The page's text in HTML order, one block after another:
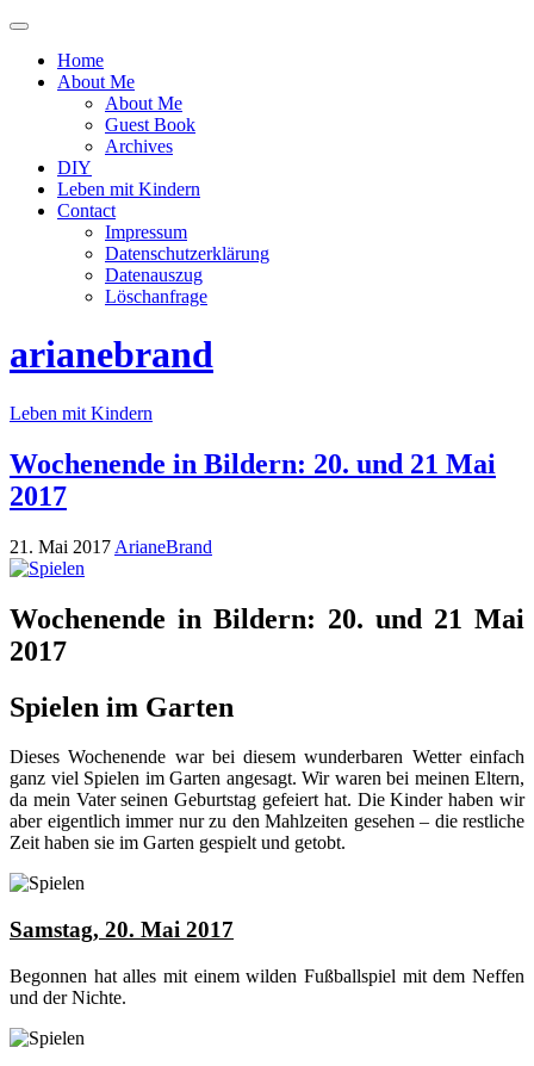
Menü
oder
ausblenden
Home
About Me
About Me
Guest Book
Archives
DIY
Leben mit Kindern
Contact
Impressum
Datenschutzerklärung
Datenauszug
Löschanfrage
arianebrand
Leben mit Kindern
Wochenende in Bildern: 20. und 21 Mai
2017
21. Mai 2017 ArianeBrand
Wochenende in Bildern: 20. und 21 Mai
2017
Spielen im Garten
Dieses Wochenende war bei diesem wunderbaren Wetter einfach
ganz viel Spielen im Garten angesagt. Wir waren bei meinen Eltern,
da mein Vater seinen Geburtstag gefeiert hat. Die Kinder haben wir
aber eigentlich immer nur zu den Mahlzeiten gesehen – die restliche
Zeit haben sie im Garten gespielt und getobt.
Samstag, 20. Mai 2017
Begonnen hat alles mit einem wilden Fußballspiel mit dem Neffen
und der Nichte.